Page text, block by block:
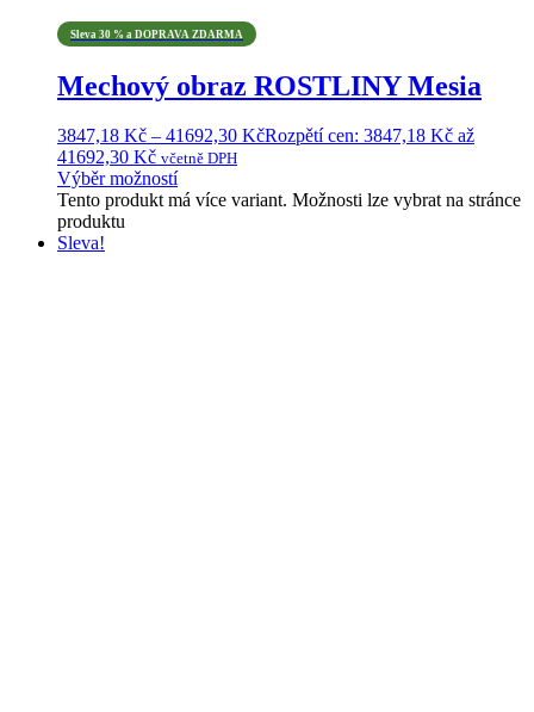
Sleva 30 % a DOPRAVA ZDARMA
Mechový obraz ROSTLINY Mesia
3847,18 Kč – 41692,30 KčRozpětí cen: 3847,18 Kč až
41692,30 Kč včetně DPH
Výběr možností
Tento produkt má více variant. Možnosti lze vybrat na stránce
produktu
Sleva!